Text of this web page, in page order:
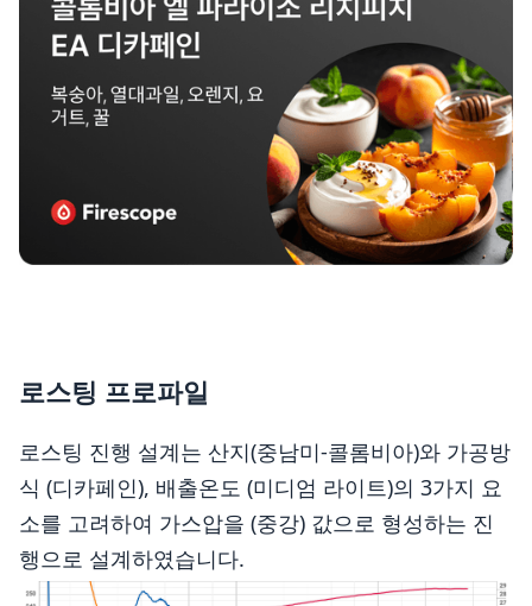
로스팅 프로파일
로스팅 진행 설계는 산지(중남미-콜롬비아)와 가공방
식 (디카페인), 배출온도 (미디엄 라이트)의 3가지 요
소를 고려하여 가스압을 (중강) 값으로 형성하는 진
행으로 설계하였습니다.